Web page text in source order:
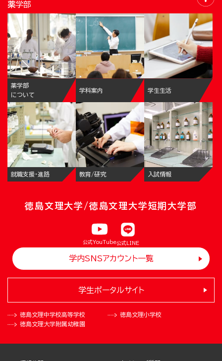
薬学部
薬学部
について
学科案内 学生生活
就職支援・進路 教育/研究 入試情報
徳島文理大学/徳島文理大学短期大学部
公式YouTube公式LINE
学内SNSアカウント一覧
徳島文理中学校高等学校
徳島文理小学校
徳島文理大学附属幼稚園
学生ポータルサイト